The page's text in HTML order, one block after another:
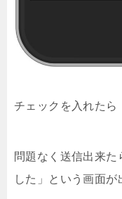
チェックを入れたら
問題なく送信出来た
した」という画面が